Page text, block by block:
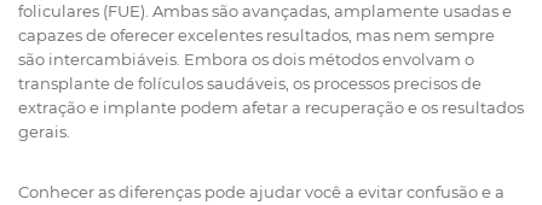
foliculares (FUE). Ambas são avançadas, amplamente usadas e
capazes de oferecer excelentes resultados, mas nem sempre
são intercambiáveis. Embora os dois métodos envolvam o
transplante de folículos saudáveis, os processos precisos de
extração e implante podem afetar a recuperação e os resultados
gerais.
Conhecer as diferenças pode ajudar você a evitar confusão e a